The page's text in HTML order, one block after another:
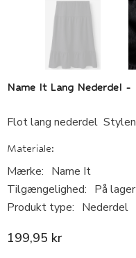
Name It Lang Nederdel
Flot lang nederdel
Materiale:
Mærke: Name It
Tilgængelighed: På lager
Produkt type: Nederdel
199,95 kr